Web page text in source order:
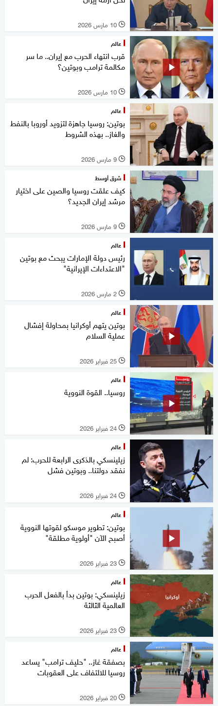
l 10 مارس 2026
عالم
قرب انتهاء الحرب مع إيران.. ما سر
مكالمة ترامب وبوتين؟
l 10 مارس 2026
عالم
بوتين: روسيا جاهزة لتزويد أوروبا بالنفط
والغاز.. بهذه الشروط
l 9 مارس 2026
شرق أوسط
كيف علقت روسيا والصين على اختيار
مرشد إيران الجديد؟
l 9 مارس 2026
عالم
رئيس دولة الإمارات يبحث مع بوتين
"الاعتداءات الإيرانية"
l 2 مارس 2026
عالم
بوتين يتهم أوكرانيا بمحاولة إفشال
عملية السلام
l 25 فبراير 2026
عالم
روسيا.. القوة النووية
l 24 فبراير 2026
عالم
زيلينسكي بالذكرى الرابعة للحرب: لم
نفقد دولتنا.. وبوتين فشل
l 24 فبراير 2026
عالم
بوتين: تطوير موسكو لقوتها النووية
أصبح الآن "أولوية مطلقة"
l 23 فبراير 2026
عالم
زيلينسكي: بوتين بدأ بالفعل الحرب
العالمية الثالثة
l 23 فبراير 2026
عالم
بصفقة غاز.. "حليف ترامب" يساعد
روسيا للالتفاف على العقوبات
l 20 فبراير 2026